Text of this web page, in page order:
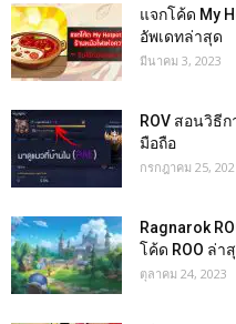
แจกโค้ด My
อัพเดทล่าสุด
มีนาคม 3, 2023
ROV สอนวิธี
มือถือ
กรกฎาคม 25,
Ragnarok
โค้ด ROO ล่า
ตุลาคม 24, 2023